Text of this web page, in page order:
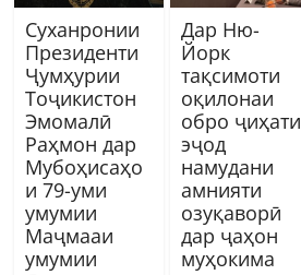
Суханронии
Президенти
Ҷумҳурии
Тоҷикистон
Эмомалӣ
Раҳмон дар
Мубоҳисаҳо
и 79-уми
умумии
Маҷмааи
умумии
Дар Ню-
Йорк
тақсимоти
оқилонаи
обро ҷиҳати
эҷод
намудани
амнияти
озуқаворӣ
дар ҷаҳон
муҳокима